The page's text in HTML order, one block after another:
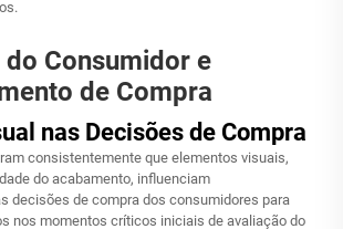
Consumidor e
de Compra
nas Decisões de Compra
consistentemente que elementos visuais,
do acabamento, influenciam
decisões de compra dos consumidores para
nos momentos críticos iniciais de avaliação do